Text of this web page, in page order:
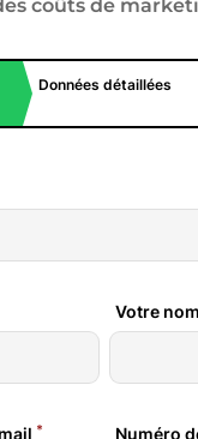
coûts de